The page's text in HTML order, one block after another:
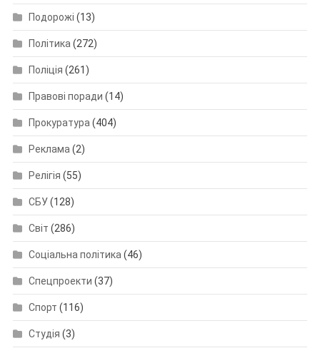
Подорожі (13)
Політика (272)
Поліція (261)
Правові поради (14)
Прокуратура (404)
Реклама (2)
Релігія (55)
СБУ(128)
Світ (286)
Соціальна політика (46)
Спецпроекти (37)
Спорт (116)
Студія (3)